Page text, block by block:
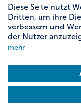
Social Media